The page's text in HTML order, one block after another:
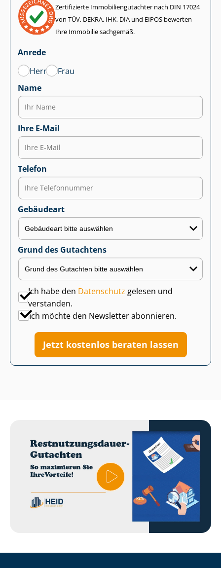
Zertifizierte Im­mo­bi­li­en­gut­ach­ter nach DIN 17024
von TÜV, DEKRA, IHK, DIA und EIPOS bewerten
Ihre Immobilie sachgemäß.
Anrede
Herr
Frau
Name
Ihre E-Mail
Telefon
Gebäudeart
Grund des Gutachtens
Ich habe den Datenschutz gelesen und
verstanden.
Ich möchte den Newsletter abonnieren.
Jetzt kostenlos beraten lassen